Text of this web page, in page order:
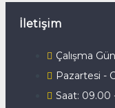
İletişim
Çalışma
Pazartesi -
Saat: 09.00